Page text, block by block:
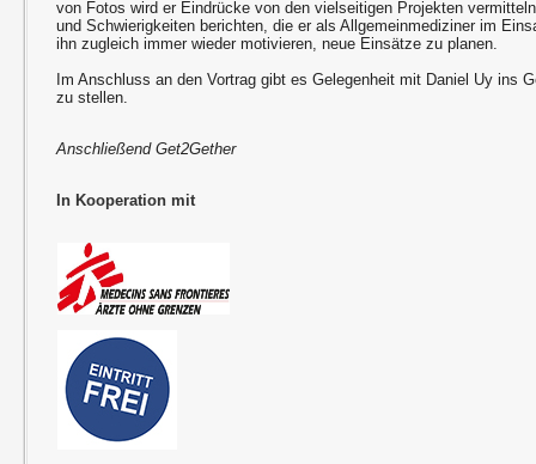
von Fotos wird er Eindrücke von den vielseitigen Projekten
und Schwierigkeiten berichten, die er als Allgemeinmediziner im
ihn zugleich immer wieder motivieren, neue Einsätze zu planen.
Im Anschluss an den Vortrag gibt es Gelegenheit mit Daniel Uy ins
zu stellen.
Anschließend Get2Gether
In Kooperation mit